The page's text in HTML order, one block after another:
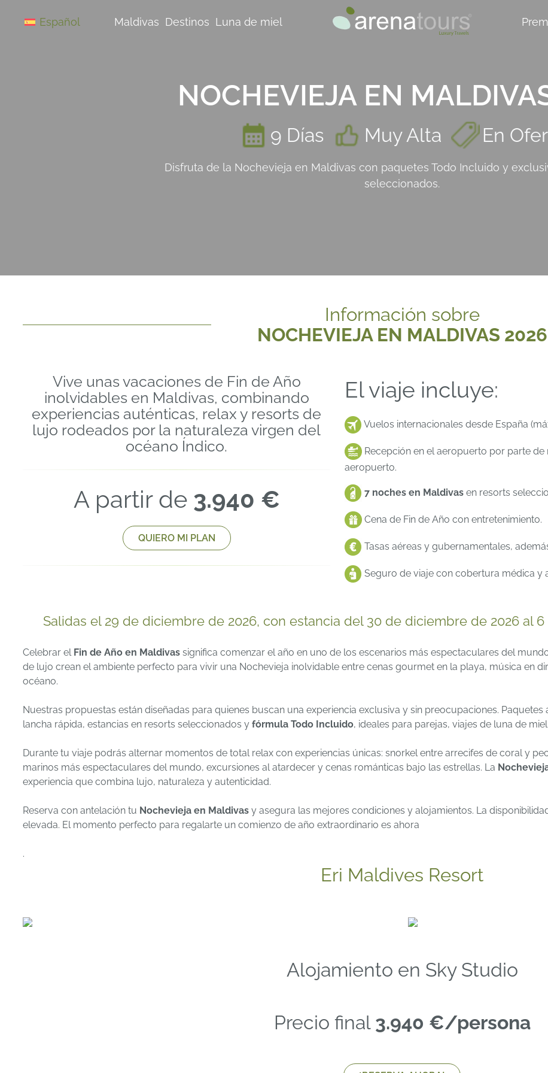
Español Maldivas Destinos Luna de miel
NOCHEVIEJA EN
9 Días Muy Alta En
Disfruta de la Nochevieja en Maldivas con paquetes Todo Incluido y
seleccionados.
Información sobre
NOCHEVIEJA EN MALDIVAS 2026
Vive unas vacaciones de Fin de Año
inolvidables en Maldivas, combinando
experiencias auténticas, relax y resorts de
lujo rodeados por la naturaleza virgen del
océano Índico.
A partir de 3.940 €
QUIERO MI PLAN
El viaje incluye:
Vuelos internacionales desde España
Recepción en el aeropuerto por parte
aeropuerto.
7 noches en Maldivas en resorts
Cena de Fin de Año con entretenimiento.
Tasas aéreas y gubernamentales,
Seguro de viaje con cobertura médica y
Salidas el 29 de diciembre de 2026, con estancia del 30 de diciembre de 2026 al
Celebrar el Fin de Año en Maldivas significa comenzar el año en uno de los escenarios más espectaculares del
de lujo crean el ambiente perfecto para vivir una Nochevieja inolvidable entre cenas gourmet en la playa, música en
océano.
Nuestras propuestas están diseñadas para quienes buscan una experiencia exclusiva y sin preocupaciones.
lancha rápida, estancias en resorts seleccionados y fórmula Todo Incluido, ideales para parejas, viajes de luna de
Durante tu viaje podrás alternar momentos de total relax con experiencias únicas: snorkel entre arrecifes de coral y
marinos más espectaculares del mundo, excursiones al atardecer y cenas románticas bajo las estrellas. La
experiencia que combina lujo, naturaleza y autenticidad.
Reserva con antelación tu Nochevieja en Maldivas y asegura las mejores condiciones y alojamientos. La
elevada. El momento perfecto para regalarte un comienzo de año extraordinario es ahora
.
Eri Maldives Resort
Alojamiento en Sky Studio
Precio final 3.940 €/persona